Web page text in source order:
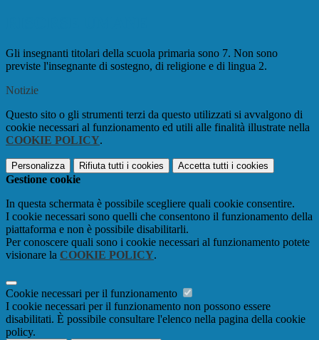
Gli insegnanti titolari della scuola primaria sono 7. Non sono
previste l'insegnante di sostegno, di religione e di lingua 2.
Notizie
Questo sito o gli strumenti terzi da questo utilizzati si avvalgono di
cookie necessari al funzionamento ed utili alle finalità illustrate nella
COOKIE POLICY.
Personalizza Rifiuta tutti i cookies Accetta tutti i cookies
Gestione cookie
In questa schermata è possibile scegliere quali cookie consentire.
I cookie necessari sono quelli che consentono il funzionamento della
piattaforma e non è possibile disabilitarli.
Per conoscere quali sono i cookie necessari al funzionamento potete
visionare la COOKIE POLICY.
Cookie necessari per il funzionamento
I cookie necessari per il funzionamento non possono essere
disabilitati. È possibile consultare l'elenco nella pagina della cookie
policy.